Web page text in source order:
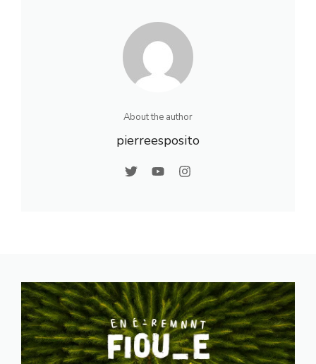
About the author
pierreesposito